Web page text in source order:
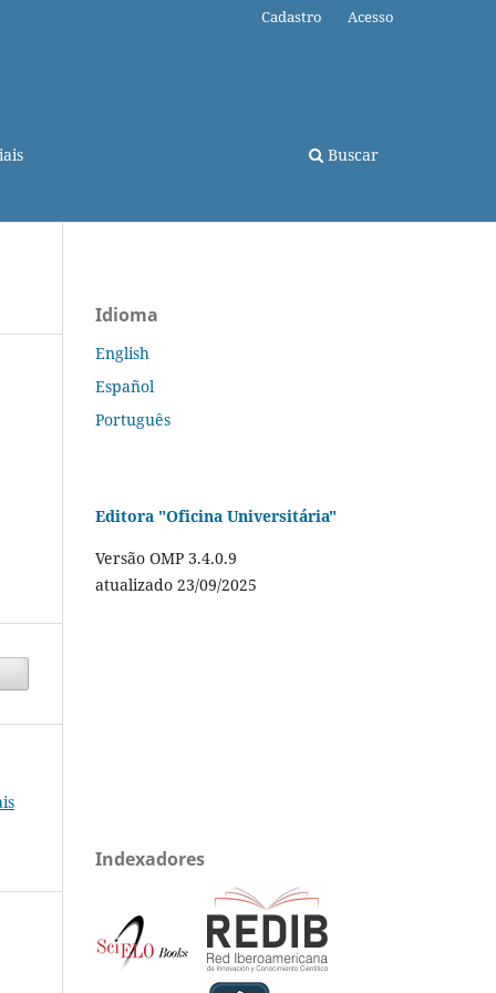
Buscar
Cadastro Acesso
Idioma
English
Español
Português
Editora "Oficina Universitária"
Versão OMP 3.4.0.9
atualizado 23/09/2025
Indexadores